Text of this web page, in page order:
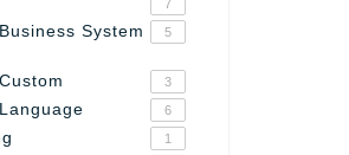
7
System
5
3
6
1